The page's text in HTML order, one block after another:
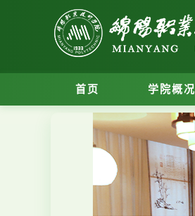
首页 学院概况